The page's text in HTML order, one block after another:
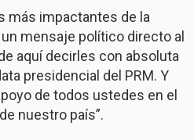
más impactantes de la
mensaje político directo al
aquí decirles con absoluta
presidencial del PRM. Y
de todos ustedes en el
nuestro país”.